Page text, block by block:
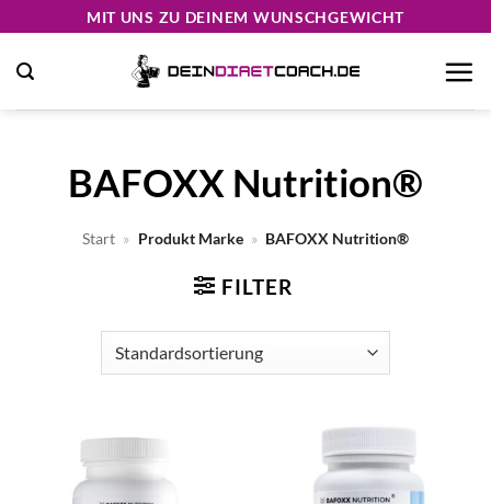
springen
MIT UNS ZU DEINEM WUNSCHGEWICHT
BAFOXX Nutrition®
Start » Produkt Marke » BAFOXX Nutrition®
FILTER